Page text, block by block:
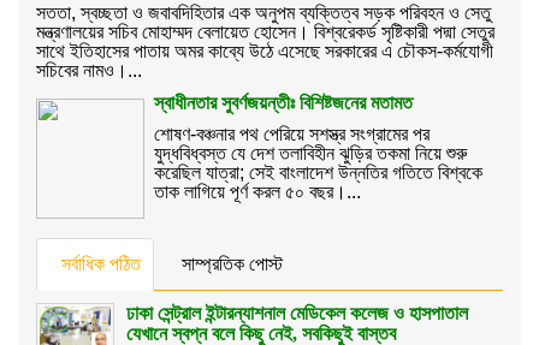
সততা, স্বচ্ছতা ও জবাবদিহিতার এক অনুপম ব্যক্তিত্ব সড়ক পরিবহন ও সেতু
মন্ত্রণালয়ের সচিব মোহাম্মদ বেলায়েত হোসেন। বিশ্বরেকর্ড সৃষ্টিকারী পদ্মা সেতুর
সাথে ইতিহাসের পাতায় অমর কাব্যে উঠে এসেছে সরকারের এ চৌকস-কর্মযোগী
সচিবের নামও।...
স্বাধীনতার সুবর্ণজয়ন্তীঃ বিশিষ্টজনের মতামত
শোষণ-বঞ্চনার পথ পেরিয়ে সশস্ত্র সংগ্রামের পর
যুদ্ধবিধ্বস্ত যে দেশ তলাবিহীন ঝুড়ির তকমা নিয়ে শুরু
করেছিল যাত্রা; সেই বাংলাদেশ উন্নতির গতিতে বিশ্বকে
তাক লাগিয়ে পূর্ণ করল ৫০ বছর।...
সর্বাধিক পঠিত সাম্প্রতিক পোস্ট
ঢাকা সেন্ট্রাল ইন্টারন্যাশনাল মেডিকেল কলেজ ও হাসপাতাল
যেখানে স্বপ্ন বলে কিছু নেই, সবকিছুই বাস্তব